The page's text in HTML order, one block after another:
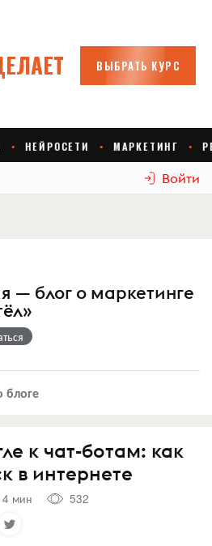
Войти
— блог о маркетинге
блоге
к чат-ботам: как
в интернете
4 мин
532